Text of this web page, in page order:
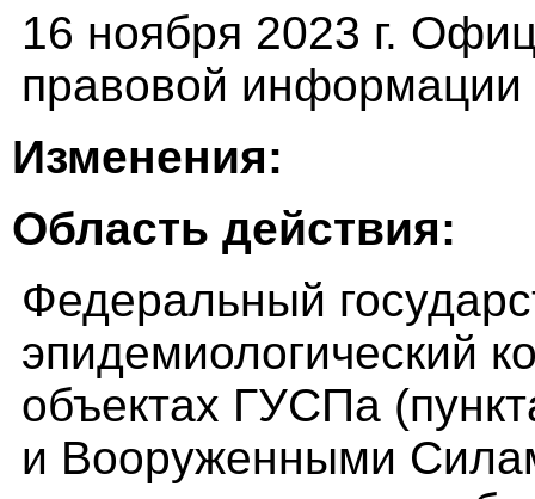
16 ноября 2023 г.
правовой информации
Изменения:
Область действия:
Федеральный
эпидемиологический
объектах ГУСПа
и Вооруженными